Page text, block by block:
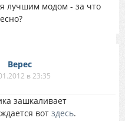
лучшим модом - за что
Верес
в 23:35
зашкаливает
вот здесь.